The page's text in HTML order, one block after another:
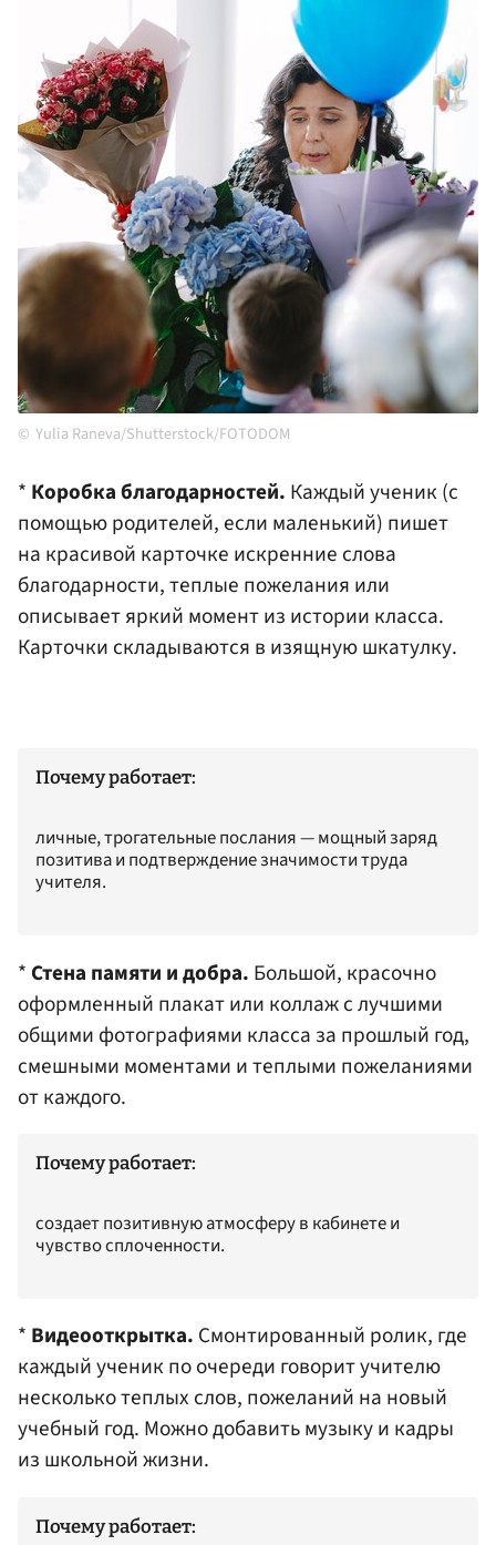
Yulia Raneva/Shutterstock/FOTODOM
* Коробка благодарностей. Каждый ученик (с
помощью родителей, если маленький) пишет
на красивой карточке искренние слова
благодарности, теплые пожелания или
описывает яркий момент из истории класса.
Карточки складываются в изящную шкатулку.
Почему работает:
личные, трогательные послания — мощный заряд
позитива и подтверждение значимости труда
учителя.
* Стена памяти и добра. Большой, красочно
оформленный плакат или коллаж с лучшими
общими фотографиями класса за прошлый год,
смешными моментами и теплыми пожеланиями
от каждого.
Почему работает:
создает позитивную атмосферу в кабинете и
чувство сплоченности.
* Видеооткрытка. Смонтированный ролик, где
каждый ученик по очереди говорит учителю
несколько теплых слов, пожеланий на новый
учебный год. Можно добавить музыку и кадры
из школьной жизни.
Почему работает: